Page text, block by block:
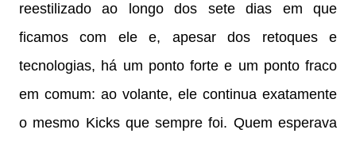
reestilizado ao longo dos sete dias em que
ficamos com ele e, apesar dos retoques e
tecnologias, há um ponto forte e um ponto fraco
em comum: ao volante, ele continua exatamente
o mesmo Kicks que sempre foi. Quem esperava